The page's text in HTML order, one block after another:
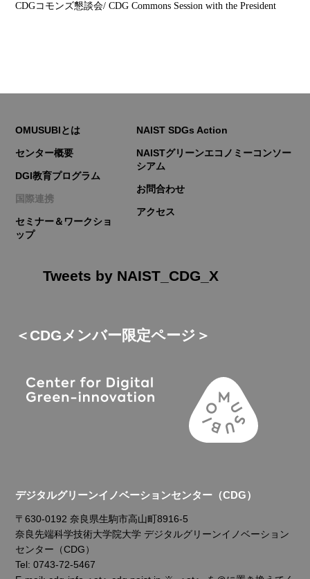
CDGコモンズ懇談会/ CDG Commons Session with the President
OMUSUBIとは
センター概要
DGI教育プログラム
国際連携
セミナー＆ワークショ
ップ
NAIST SDGs Action
NAISTグリーンエコノミーコンソー
シアム
お問合わせ
アクセス
Tweets by NAIST_CDG_X
＜CDGメンバー限定ページ＞
デジタルグリーンイノベーションセンター（CDG）
〒630-0192 奈良県生駒市高山町8916-5
奈良先端科学技術大学院大学 デジタルグリーンイノベーション
センター（CDG）
Tel: 0743-72-5467